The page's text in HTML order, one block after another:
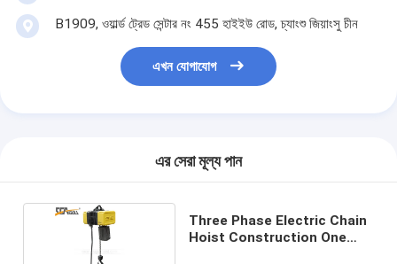
B1909, ওয়ার্ল্ড ট্রেড সেন্টার নং 455 হাইইউ রোড, চ্যাংশু জিয়াংসু চীন
এখন যোগাযোগ
এর সেরা মূল্য পান
Three Phase Electric Chain
Hoist Construction One